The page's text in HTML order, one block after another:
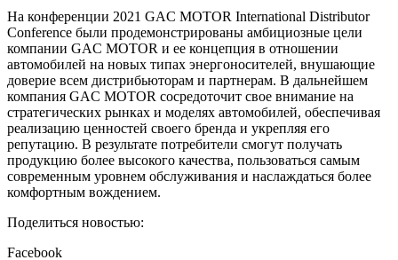
На конференции 2021 GAC MOTOR International Distributor
Conference были продемонстрированы амбициозные цели
компании GAC MOTOR и ее концепция в отношении
автомобилей на новых типах энергоносителей, внушающие
доверие всем дистрибьюторам и партнерам. В дальнейшем
компания GAC MOTOR сосредоточит свое внимание на
стратегических рынках и моделях автомобилей, обеспечивая
реализацию ценностей своего бренда и укрепляя его
репутацию. В результате потребители смогут получать
продукцию более высокого качества, пользоваться самым
современным уровнем обслуживания и наслаждаться более
комфортным вождением.
Поделиться новостью:
Facebook